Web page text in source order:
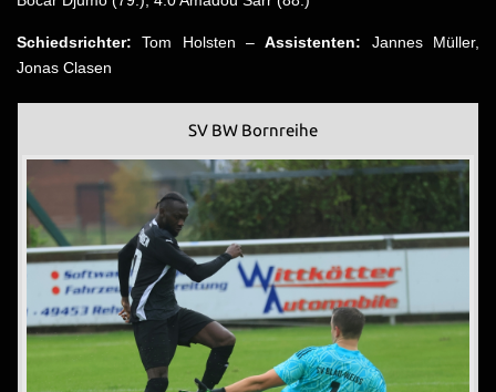
Schiedsrichter: Tom Holsten –Assistenten: Jannes Müller,
Jonas Clasen
SV BW Bornreihe